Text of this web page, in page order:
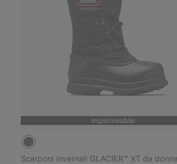
Impermeabile
Scarponi invernali GLACIER™ XT da donna